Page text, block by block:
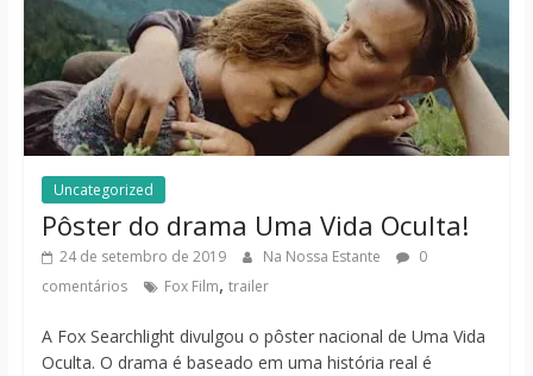
Uncategorized
Pôster do drama Uma Vida Oculta!
24 de setembro de 2019 Na Nossa Estante
0
comentários
Fox Film, trailer
A Fox Searchlight divulgou o pôster nacional de Uma Vida
Oculta. O drama é baseado em uma história real é